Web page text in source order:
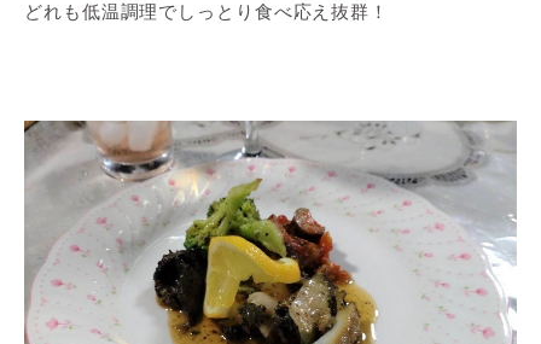
どれも低温調理でしっとり食べ応え抜群！